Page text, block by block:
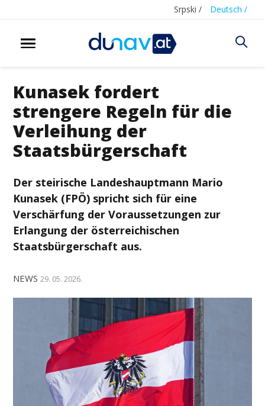
Srpski / Deutsch /
Kunasek fordert
strengere Regeln für die
Verleihung der
Staatsbürgerschaft
Der steirische Landeshauptmann Mario
Kunasek (FPÖ) spricht sich für eine
Verschärfung der Voraussetzungen zur
Erlangung der österreichischen
Staatsbürgerschaft aus.
NEWS 29. 05. 2026.